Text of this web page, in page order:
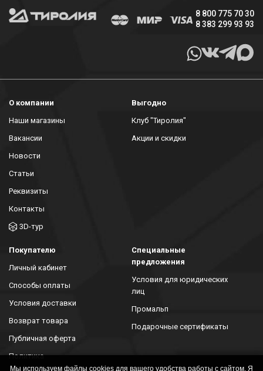
8 800 775 70 30
8 383 299 93 93
О компании
Наши магазины
Вакансии
Новости
Статьи
Реквизиты
Контакты
3D-тур
Выгодно
Клуб "Тиролия"
Акции и скидки
Покупателю
Личный кабинет
Способы оплаты
Условия доставки
Возврат товара
Публичная оферта
Политика
конфиденциальности
Специальные
предложения
Условия для юридических
лиц
Промальп
Подарочные сертификаты
Мы используем файлы cookies для вашего удобства работы с сайтом. Я